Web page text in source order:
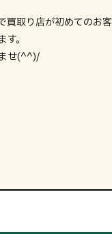
買取り店が初めてのお客
。
せ(^^)/